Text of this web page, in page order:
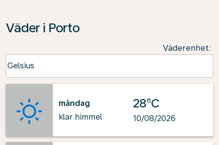
Väder i Porto
Väderenhet:
Celsius
keyboard_arrow_down
måndag
klar himmel
28°C
10/08/2026